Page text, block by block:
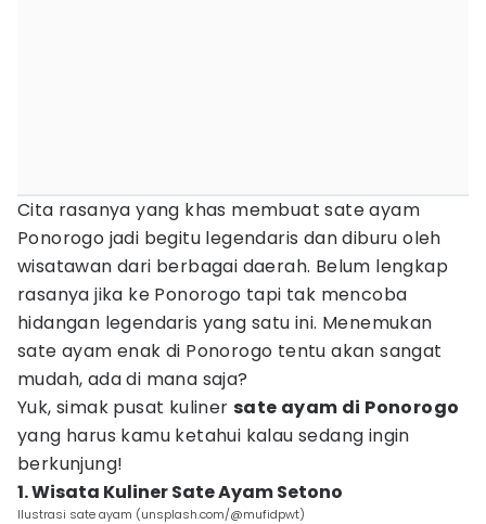
Cita rasanya yang khas membuat sate ayam
Ponorogo jadi begitu legendaris dan diburu oleh
wisatawan dari berbagai daerah. Belum lengkap
rasanya jika ke Ponorogo tapi tak mencoba
hidangan legendaris yang satu ini. Menemukan
sate ayam enak di Ponorogo tentu akan sangat
mudah, ada di mana saja?
Yuk, simak pusat kuliner sate ayam di Ponorogo
yang harus kamu ketahui kalau sedang ingin
berkunjung!
1. Wisata Kuliner Sate Ayam Setono
Ilustrasi sate ayam (unsplash.com/@mufidpwt)